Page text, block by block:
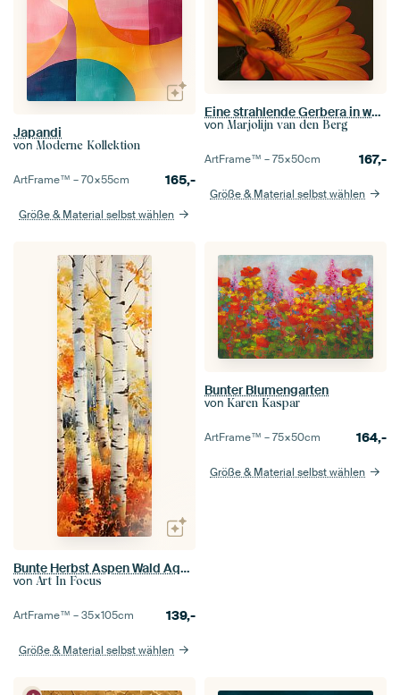
Japandi
von Moderne Kollektion
ArtFrame™ –70×55cm 165,-
Größe & Material selbst wählen
Eine strahlende Gerbera in warmen Farben
von Marjolijn van den Berg
ArtFrame™ –75×50cm 167,-
Größe & Material selbst wählen
Bunte Herbst Aspen Wald Aquarellmalerei
von Art In Focus
ArtFrame™ –35×105cm 139,-
Größe & Material selbst wählen
Bunter Blumengarten
von Karen Kaspar
ArtFrame™ –75×50cm 164,-
Größe & Material selbst wählen